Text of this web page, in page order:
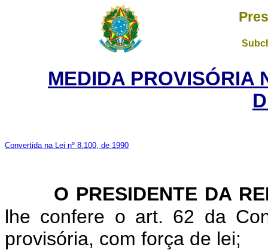
MEDIDA PROVISÓRIA
Convertida na Lei nº 8.100, de 1990
O PRESIDENTE DA
lhe confere o art. 62 da
provisória, com força de lei;